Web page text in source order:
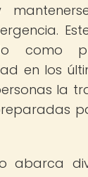
como
en los
la
abarca